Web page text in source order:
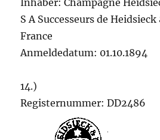
Inhaber: Champagne
S A Successeurs de Heidsieck
France
Anmeldedatum: 01.10.1894
14.)
Registernummer: DD2486